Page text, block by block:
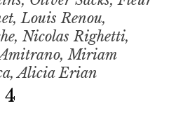
Louis Renou,
Nicolas Righetti,
Miriam
Alicia Erian